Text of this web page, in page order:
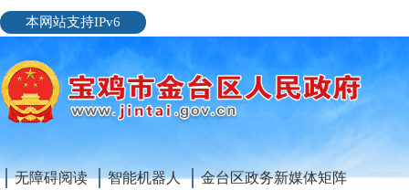
本网站支持IPv6
无障碍阅读 智能机器人 金台区政务新媒体矩阵